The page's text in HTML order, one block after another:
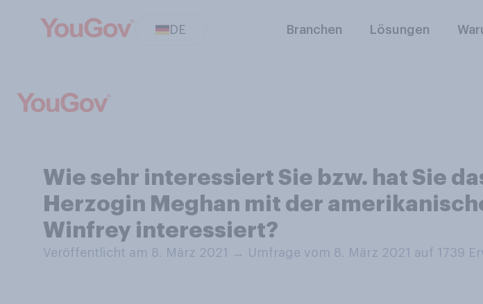
DE Branchen Lösungen
Wie sehr interessiert Sie bzw. hat Sie
Herzogin Meghan mit der
Winfrey interessiert?
Veröffentlicht am 8. März 2021 → Umfrage vom 8. März 2021 auf 1739